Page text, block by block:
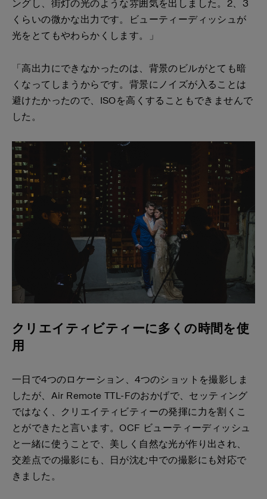
ングし、街灯の光のような雰囲気を出しました。2、3
くらいの微かな出力です。ビューティーディッシュが
光をとてもやわらかくします。」
「高出力にできなかったのは、背景のビルがとても暗
くなってしまうからです。背景にノイズが入ることは
避けたかったので、ISOを高くすることもできませんで
した。
クリエイティビティーに多くの時間を使
用
一日で4つのロケーション、4つのショットを撮影しま
したが、Air Remote TTL-Fのおかげで、セッティング
ではなく、クリエイティビティーの発揮に力を割くこ
とができたと言います。OCF ビューティーディッシュ
と一緒に使うことで、美しく自然な光が作り出され、
交差点での撮影にも、日が沈む中での撮影にも対応で
きました。